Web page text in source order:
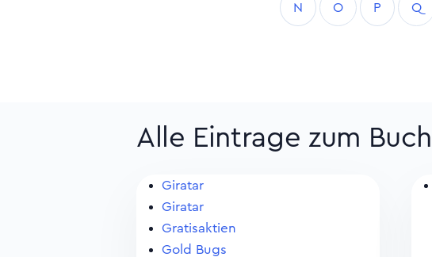
N O P Q
Alle Eintrage zum
Giratar
Giratar
Gratisaktien
Gold Bugs